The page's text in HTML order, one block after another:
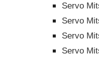
Servo
Servo
Servo
Servo